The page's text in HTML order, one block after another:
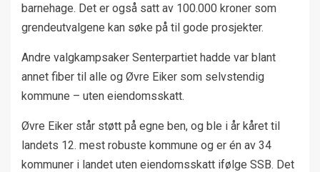
barnehage. Det er også satt av 100.000 kroner som
grendeutvalgene kan søke på til gode prosjekter.
Andre valgkampsaker Senterpartiet hadde var blant
annet fiber til alle og Øvre Eiker som selvstendig
kommune – uten eiendomsskatt.
Øvre Eiker står støtt på egne ben, og ble i år kåret til
landets 12. mest robuste kommune og er én av 34
kommuner i landet uten eiendomsskatt ifølge SSB. Det